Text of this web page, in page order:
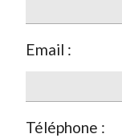
Email :
Téléphone :